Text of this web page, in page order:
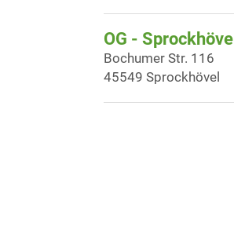
OG - Sprockhövel
Bochumer Str. 116
45549 Sprockhövel